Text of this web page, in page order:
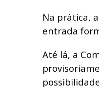
Na prática,
entrada
Até lá, a